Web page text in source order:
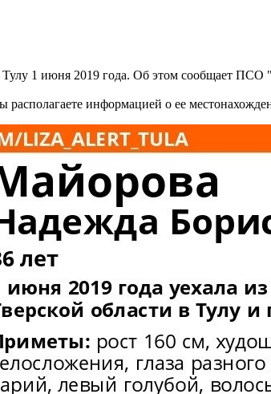
1 июня 2019 года. Об этом сообщает ПСО
информацией о ее